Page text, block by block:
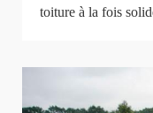
toiture à la fois